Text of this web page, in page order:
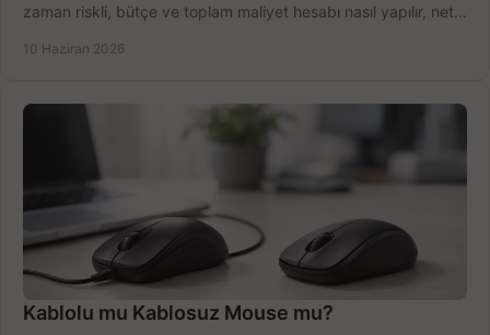
zaman riskli, bütçe ve toplam maliyet hesabı nasıl yapılır, net
10 Haziran 2026
Kablolu mu Kablosuz Mouse mu?